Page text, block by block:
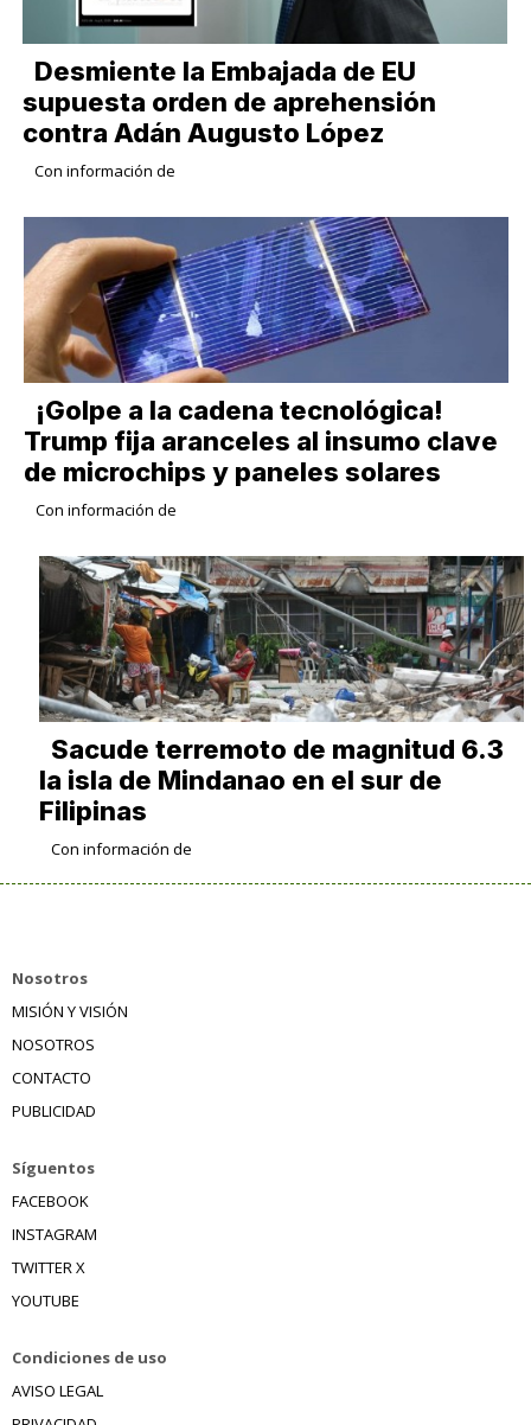
Desmiente la Embajada de EU
supuesta orden de aprehensión
contra Adán Augusto López
Con información de
¡Golpe a la cadena tecnológica!
Trump fija aranceles al insumo clave
de microchips y paneles solares
Con información de
Sacude terremoto de magnitud 6.3
la isla de Mindanao en el sur de
Filipinas
Con información de
Nosotros
MISIÓN Y VISIÓN
NOSOTROS
CONTACTO
PUBLICIDAD
Síguentos
FACEBOOK
INSTAGRAM
TWITTER X
YOUTUBE
Condiciones de uso
AVISO LEGAL